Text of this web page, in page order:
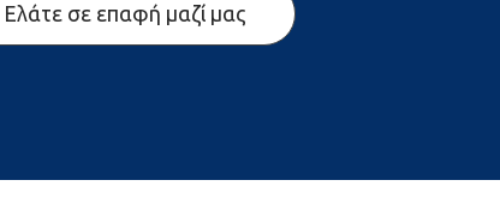
Ελάτε σε επαφή μαζί μας